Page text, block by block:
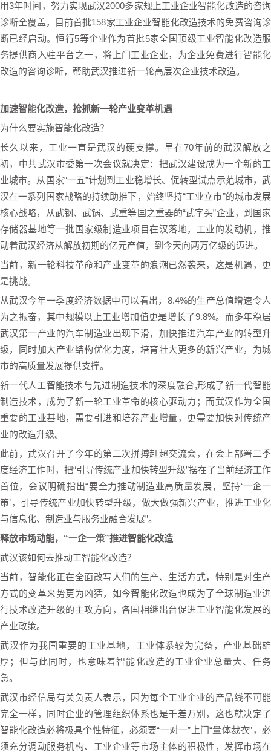
用3年时间，努力实现武汉2000多家规上工业企业智能化改造的咨询
诊断全覆盖，目前首批158家工业企业智能化改造技术的免费咨询诊
断已经启动。恒行5等企业作为首批5家全国顶级工业智能化改造服
务提供商入驻平台之一，将上门工业企业，为企业免费进行智能化
改造的咨询诊断，帮助武汉推进新一轮高层次企业技术改造。
加速智能化改造，抢抓新一轮产业变革机遇
为什么要实施智能化改造？
长久以来，工业一直是武汉的硬支撑。早在70年前的武汉解放之
初，中共武汉市委第一次会议就决定：把武汉建设成为一个新的工
业城市。从国家“一五”计划到工业稳增长、促转型试点示范城市，武
汉在一系列国家战略的持续助推下，始终坚持“工业立市”的城市发展
核心战略，从武钢、武锅、武重等国之重器的“武字头”企业，到国家
存储器基地等一批国家级制造业项目在汉落地，工业的发动机，推
动着武汉经济从解放初期的亿元产值，到今天向两万亿级的迈进。
当前，新一轮科技革命和产业变革的浪潮已然袭来，这是机遇，更
是挑战。
从武汉今年一季度经济数据中可以看出，8.4%的生产总值增速令人
为之振奋，其中规模以上工业增加值更是增长了9.8%。而多年稳居
武汉第一产业的汽车制造业出现下滑，加快推进汽车产业的转型升
级，同时加大产业结构优化力度，培育壮大更多的新兴产业，为城
市的高质量发展提供支撑。
新一代人工智能技术与先进制造技术的深度融合,形成了新一代智能
制造技术，成为了新一轮工业革命的核心驱动力；而武汉作为全国
重要的工业基地，需要引进和培养产业增量，更需要加快对传统产
业的改造升级。
此前，武汉召开了今年的第二次拼搏赶超交流会，在会上部署二季
度经济工作时，把“引导传统产业加快转型升级”摆在了当前经济工作
首位，会议明确指出“要全力推动制造业高质量发展，坚持‘一企一
策’，引导传统产业加快转型升级，做大做强新兴产业，推进工业化
与信息化、制造业与服务业融合发展”。
释放市场动能，“一企一策”推进智能化改造
武汉该如何去推动工智能化改造？
当前，智能化正在全面改写人们的生产、生活方式，特别是对生产
方式的变革来势更为凶猛，如今智能化改造也成为了全球制造业进
行技术改造升级的主攻方向，各国相继出台促进工业智能化发展的
产业政策。
武汉作为我国重要的工业基地，工业体系较为完备，产业基础雄
厚；但与此同时，也意味着智能化改造的工业企业总量大、任务
急。
武汉市经信局有关负责人表示，因为每个工业企业的产品线不可能
完全一样，同时企业的管理组织体系也是千差万别，这也就决定了
智能化改造必将极具个性特征，必须要“一对一”上门“量体裁衣”，必
须充分调动服务机构、工业企业等市场主体的积极性，发挥市场在